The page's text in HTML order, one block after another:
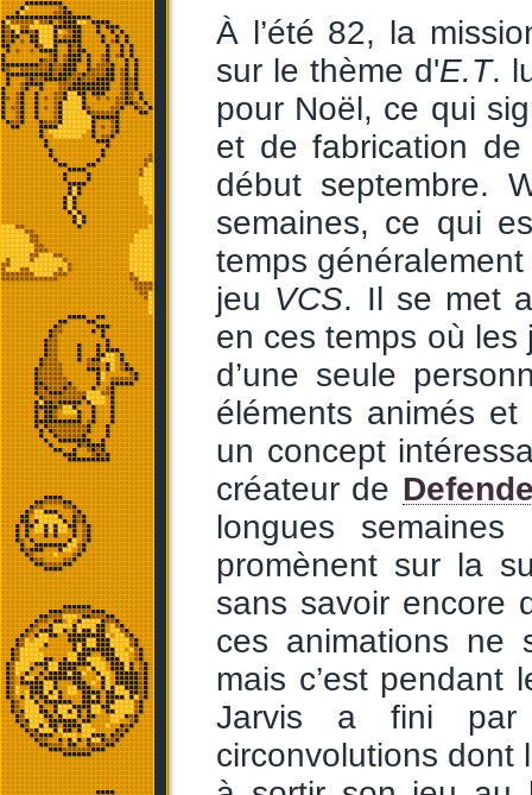
À l’été 82, la
sur le thème d'E.T.
pour Noël, ce qui
et de fabrication
début septembre.
semaines, ce qui
temps
jeu VCS. Il se met
en ces temps où
d’une seule
éléments animés
un concept
créateur de
longues
promènent sur la
sans savoir encore
ces animations ne
mais c’est pendant
Jarvis a fini par
circonvolutions dont